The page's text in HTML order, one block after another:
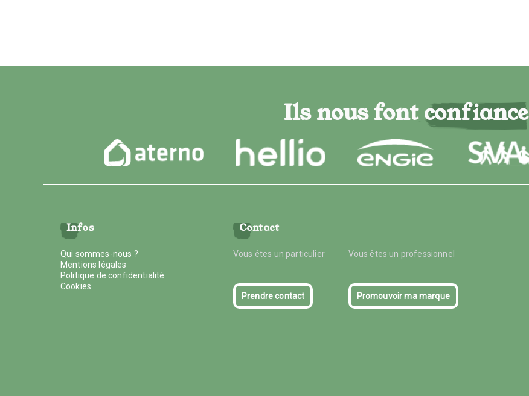
Ils nous font confiance
Infos
Qui sommes-nous ?
Mentions légales
Politique de confidentialité
Cookies
Contact
Vous êtes un particulier Vous êtes un professionnel
Prendre contact Promouvoir ma marque